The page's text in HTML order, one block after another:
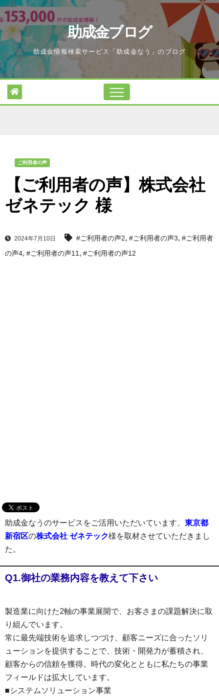
Skip
to
content
助成金ブログ
助成金情報検索サービス「助成金なう」のブログ
ご利用者の声
【ご利用者の声】株式会社
ゼネテック 様
2024年7月10日 #ご利用者の声2, #ご利用者の声3, #ご利用者
の声4, #ご利用者の声11, #ご利用者の声12
助成金なうのサービスをご活用いただいています、 東京都
新宿区の株式会社 ゼネテック様を取材させていただきまし
た。
Q1.御社の業務内容を教えて下さい
製造業に向けた2軸の事業展開で、お客さまの課題解決に取
り組んでいます。
常に最先端技術を追求しつづけ、顧客ニーズに合ったソリ
ューションを提供することで、技術・開発力が蓄積され、
顧客からの信頼を獲得。時代の変化とともに私たちの事業
フィールドは拡大しています。
■システムソリューション事業